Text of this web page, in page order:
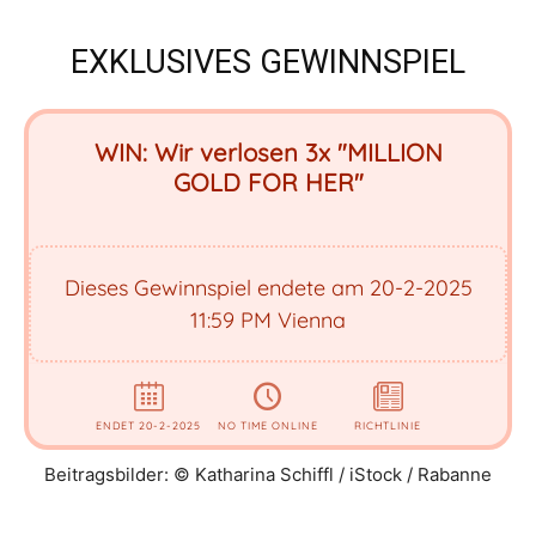
EXKLUSIVES GEWINNSPIEL
Beitragsbilder: © Katharina Schiffl / iStock / Rabanne